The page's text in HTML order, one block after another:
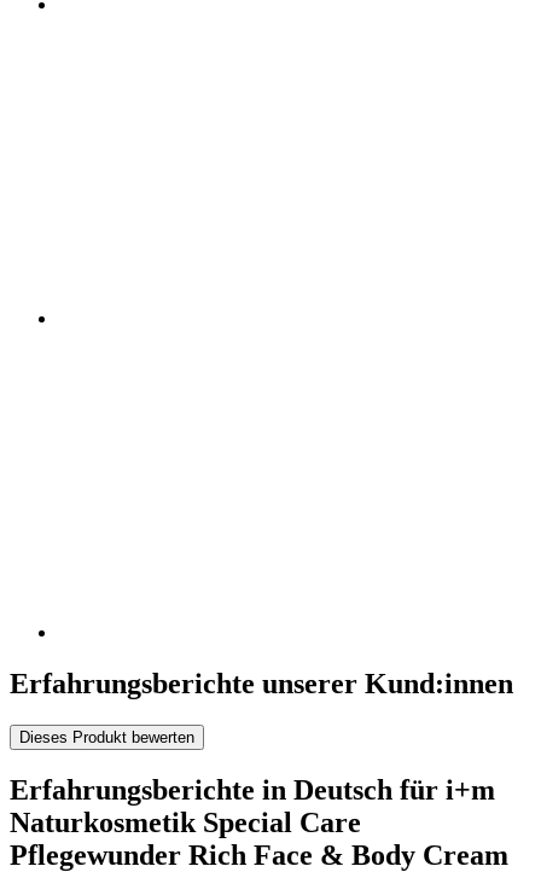
Erfahrungsberichte unserer Kund:innen
Dieses Produkt bewerten
Erfahrungsberichte in Deutsch für i+m
Naturkosmetik Special Care
Pflegewunder Rich Face & Body Cream